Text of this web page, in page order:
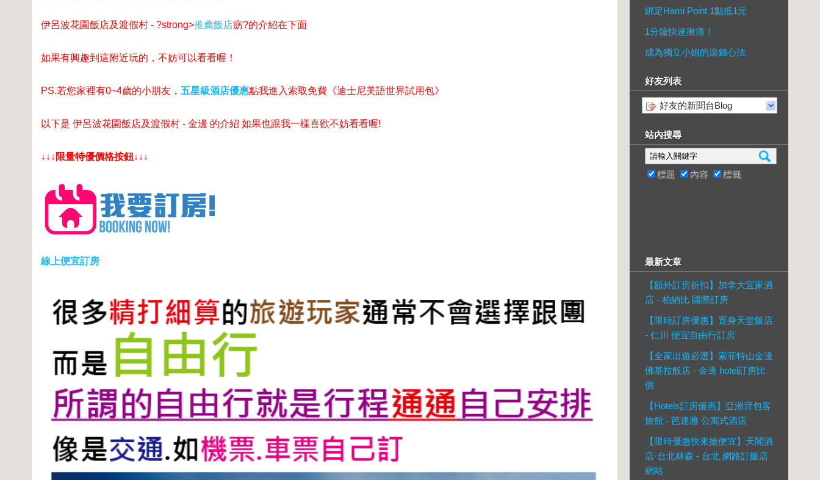
伊呂波花園飯店及渡假村 - ?strong>推薦飯店疬?的介紹在下面
如果有興趣到這附近玩的，不妨可以看看喔！
PS.若您家裡有0~4歲的小朋友， 五星級酒店優惠點我進入索取免費《迪士尼美語世界試用包》
以下是 伊呂波花園飯店及渡假村 - 金邊 的介紹 如果也跟我一樣喜歡不妨看看喔!
↓↓↓限量特優價格按鈕↓↓↓
線上便宜訂房
綁定Hami Point 1點抵1元
1分鐘快速揪痛！
成為獨立小姐的滾錢心法
好友列表
好友的新聞台Blog
站內搜尋
標題 內容 標籤
最新文章
【額外訂房折扣】加拿大宜家酒
店 - 柏納比 國際訂房
【限時訂房優惠】置身天堂飯店
- 仁川 便宜自由行訂房
【全家出遊必選】索菲特山金邊
佛基拉飯店 - 金邊 hotel訂房比
價
【Hotels訂房優惠】亞洲背包客
旅館 - 芭達雅 公寓式酒店
【限時優惠快來搶便宜】天閣酒
店·台北林森 - 台北 網路訂飯店
網站